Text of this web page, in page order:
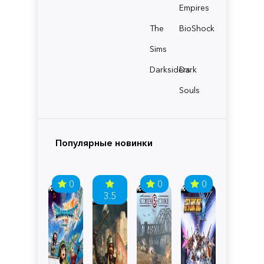
Empires
The
Sims
BioShock
Darksiders
Dark
Souls
Популярные новинки
0
3.5
0 0